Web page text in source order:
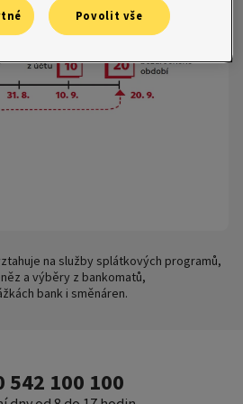
na služby splátkových programů,
a výběry z bankomatů,
bank i směnáren.
542 100 100
Povolit vše